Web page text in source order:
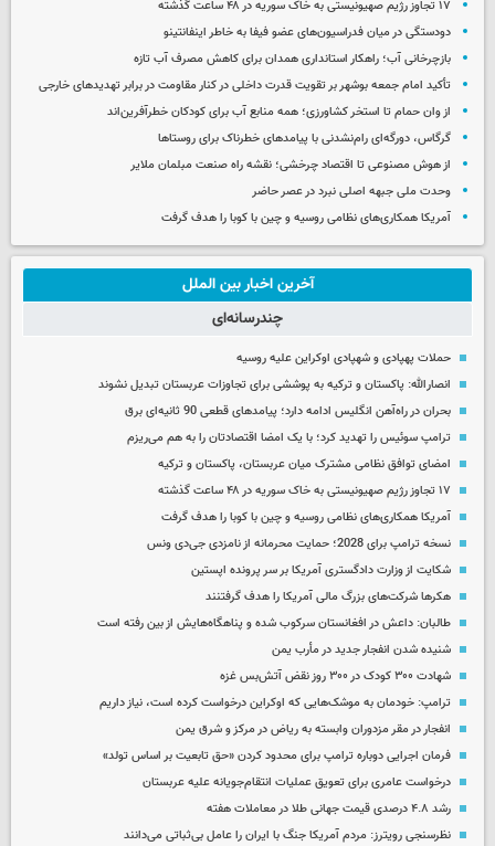
۱۷ تجاوز رژیم صهیونیستی به خاک سوریه در ۴۸ ساعت گذشته
دودستگی در میان فدراسیون‌های عضو فیفا به خاطر اینفانتینو
بازچرخانی آب؛ راهکار استانداری همدان برای کاهش مصرف آب تازه
تأکید امام جمعه بوشهر بر تقویت قدرت داخلی در کنار مقاومت در برابر تهدیدهای خارجی
از وان حمام تا استخر کشاورزی؛ همه منابع آب برای کودکان خطرآفرین‌اند
گرگاس، دورگه‌ای رام‌نشدنی با پیامدهای خطرناک برای روستاها
از هوش مصنوعی تا اقتصاد چرخشی؛ نقشه راه صنعت مبلمان ملایر
وحدت ملی جبهه اصلی نبرد در عصر حاضر
آمریکا همکاری‌های نظامی روسیه و چین با کوبا را هدف گرفت
آخرین اخبار بین الملل
چندرسانه‌ای
حملات پهپادی و شهپادی اوکراین علیه روسیه
انصارالله: پاکستان و ترکیه به پوششی برای تجاوزات عربستان تبدیل نشوند
بحران در راه‌آهن انگلیس ادامه دارد؛ پیامدهای قطعی 90 ثانیه‌ای برق
ترامپ سوئیس را تهدید کرد؛ با یک امضا اقتصادتان را به هم می‌ریزم
امضای توافق نظامی مشترک میان عربستان، پاکستان و ترکیه
۱۷ تجاوز رژیم صهیونیستی به خاک سوریه در ۴۸ ساعت گذشته
آمریکا همکاری‌های نظامی روسیه و چین با کوبا را هدف گرفت
نسخه ترامپ برای 2028؛ حمایت محرمانه از نامزدی جی‌دی ونس
شکایت از وزارت دادگستری آمریکا بر سر پرونده اپستین
هکرها شرکت‌های بزرگ مالی آمریکا را هدف گرفتنند
طالبان: داعش در افغانستان سرکوب شده و پناهگاه‌هایش از بین رفته است
شنیده شدن انفجار جدید در مأرب یمن
شهادت ۳۰۰ کودک در ۳۰۰ روز نقض آتش‌بس غزه
ترامپ: خودمان به موشک‌هایی که اوکراین درخواست کرده است، نیاز داریم
انفجار در مقر مزدوران وابسته به ریاض در مرکز و شرق یمن
فرمان اجرایی دوباره ترامپ برای محدود کردن «حق تابعیت بر اساس تولد»
درخواست عامری برای تعویق عملیات انتقام‌جویانه علیه عربستان
رشد ۴.۸ درصدی قیمت جهانی طلا در معاملات هفته
نظرسنجی رویترز: مردم آمریکا جنگ با ایران را عامل بی‌ثباتی می‌دانند